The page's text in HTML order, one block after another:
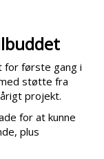
for første gang i
støtte fra
projekt.
for at kunne
plus